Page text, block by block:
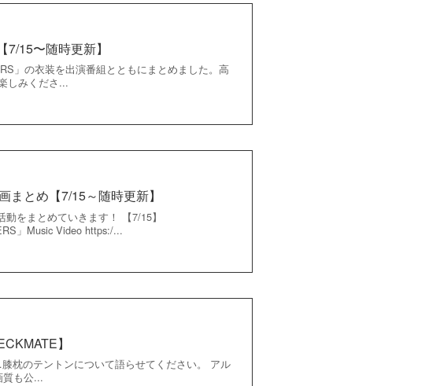
15〜随時更新】
」の衣装を出演番組とともにまとめました。高
しみくださ...
まとめ【7/15～随時更新】
をまとめていきます！ 【7/15】
」Music Video https:/...
】
枕のテントンについて語らせてください。 アル
質も公...